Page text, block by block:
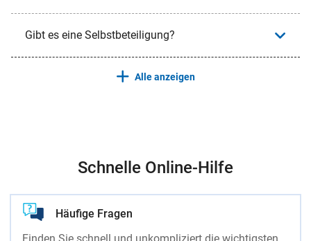
Gibt es eine Selbstbeteiligung?
Alle anzeigen
Schnelle Online-Hilfe
Häufige Fragen